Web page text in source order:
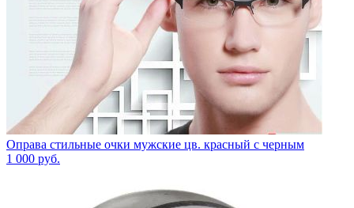
Оправа стильные очки мужские цв. красный с черным
1 000 руб.